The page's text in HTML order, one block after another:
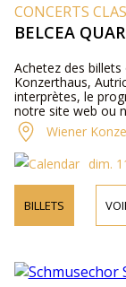
CONCERTS
BELCEA
Achetez des
Konzerthaus,
interprètes, le
notre site web ou
Wiener
dim.
BILLETS